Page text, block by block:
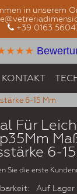
in unserem
+39 0163
KONTAKT
6-15 Mm
Für
6-
Sie die erste
Auf Lager